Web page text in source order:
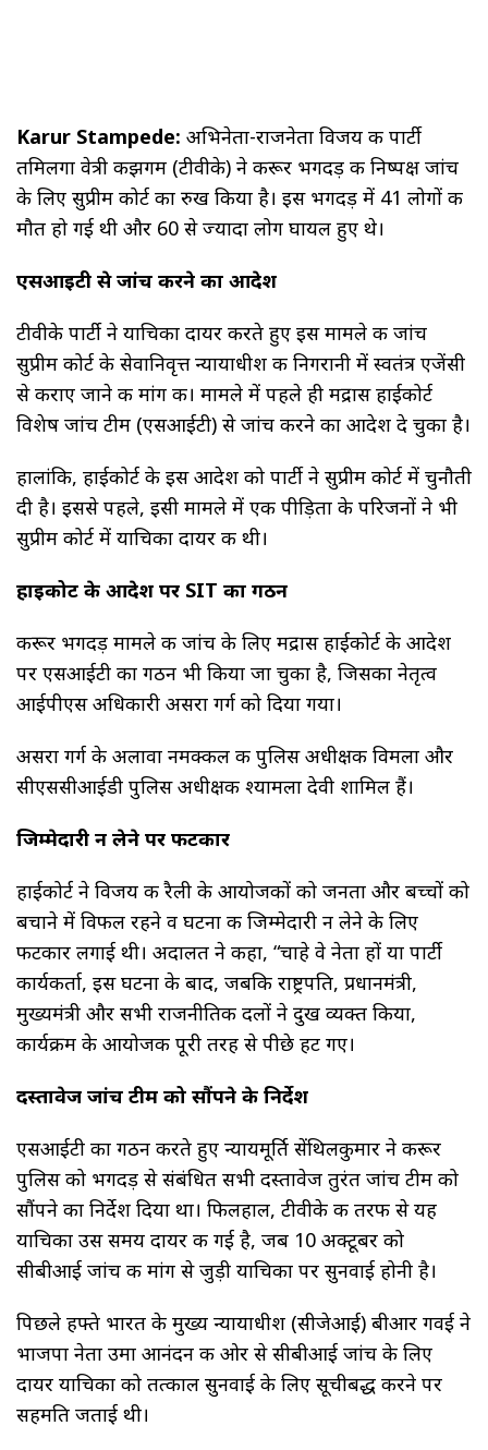
Karur Stampede: अभिनेता-राजनेता विजय की पार्टी
तमिलगा वेत्री कझगम (टीवीके) ने करूर भगदड़ की निष्पक्ष जांच
के लिए सुप्रीम कोर्ट का रुख किया है। इस भगदड़ में 41 लोगों की
मौत हो गई थी और 60 से ज्यादा लोग घायल हुए थे।
एसआईटी से जांच करने का आदेश
टीवीके पार्टी ने याचिका दायर करते हुए इस मामले की जांच
सुप्रीम कोर्ट के सेवानिवृत्त न्यायाधीश की निगरानी में स्वतंत्र एजेंसी
से कराए जाने की मांग की। मामले में पहले ही मद्रास हाईकोर्ट
विशेष जांच टीम (एसआईटी) से जांच करने का आदेश दे चुका है।
हालांकि, हाईकोर्ट के इस आदेश को पार्टी ने सुप्रीम कोर्ट में चुनौती
दी है। इससे पहले, इसी मामले में एक पीड़िता के परिजनों ने भी
सुप्रीम कोर्ट में याचिका दायर की थी।
हाईकोर्ट के आदेश पर SIT का गठन
करूर भगदड़ मामले की जांच के लिए मद्रास हाईकोर्ट के आदेश
पर एसआईटी का गठन भी किया जा चुका है, जिसका नेतृत्व
आईपीएस अधिकारी असरा गर्ग को दिया गया।
असरा गर्ग के अलावा नमक्कल की पुलिस अधीक्षक विमला और
सीएससीआईडी पुलिस अधीक्षक श्यामला देवी शामिल हैं।
जिम्मेदारी न लेने पर फटकार
हाईकोर्ट ने विजय की रैली के आयोजकों को जनता और बच्चों को
बचाने में विफल रहने व घटना की जिम्मेदारी न लेने के लिए
फटकार लगाई थी। अदालत ने कहा, “चाहे वे नेता हों या पार्टी
कार्यकर्ता, इस घटना के बाद, जबकि राष्ट्रपति, प्रधानमंत्री,
मुख्यमंत्री और सभी राजनीतिक दलों ने दुख व्यक्त किया,
कार्यक्रम के आयोजक पूरी तरह से पीछे हट गए।
दस्तावेज जांच टीम को सौंपने के निर्देश
एसआईटी का गठन करते हुए न्यायमूर्ति सेंथिलकुमार ने करूर
पुलिस को भगदड़ से संबंधित सभी दस्तावेज तुरंत जांच टीम को
सौंपने का निर्देश दिया था। फिलहाल, टीवीके की तरफ से यह
याचिका उस समय दायर की गई है, जब 10 अक्टूबर को
सीबीआई जांच की मांग से जुड़ी याचिका पर सुनवाई होनी है।
पिछले हफ्ते भारत के मुख्य न्यायाधीश (सीजेआई) बीआर गवई ने
भाजपा नेता उमा आनंदन की ओर से सीबीआई जांच के लिए
दायर याचिका को तत्काल सुनवाई के लिए सूचीबद्ध करने पर
सहमति जताई थी।